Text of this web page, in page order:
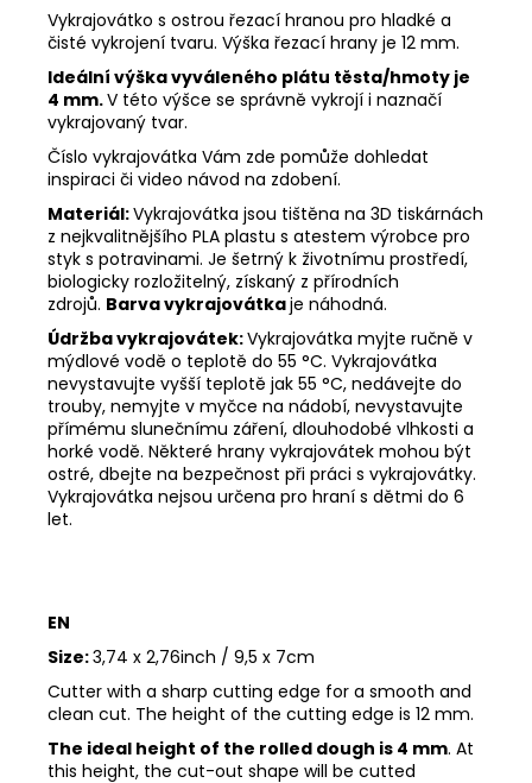
Vykrajovátko s ostrou řezací hranou pro hladké a
čisté vykrojení tvaru. Výška řezací hrany je 12 mm.
Ideální výška vyváleného plátu těsta/hmoty je
4 mm.V této výšce se správně vykrojí i naznačí
vykrajovaný tvar.
Číslo vykrajovátka Vám zde pomůže dohledat
inspiraci či video návod na zdobení.
Materiál:Vykrajovátka jsou tištěna na 3D tiskárnách
z nejkvalitnějšího PLA plastu s atestem výrobce pro
styk s potravinami. Je šetrný k životnímu prostředí,
biologicky rozložitelný, získaný z přírodních
zdrojů. Barva vykrajovátkaje náhodná.
Údržba vykrajovátek:Vykrajovátka myjte ručně v
mýdlové vodě o teplotě do 55 °C. Vykrajovátka
nevystavujte vyšší teplotě jak 55 °C, nedávejte do
trouby, nemyjte v myčce na nádobí, nevystavujte
přímému slunečnímu záření, dlouhodobé vlhkosti a
horké vodě. Některé hrany vykrajovátek mohou být
ostré, dbejte na bezpečnost při práci s vykrajovátky.
Vykrajovátka nejsou určena pro hraní s dětmi do 6
let.
EN
Size:3,74 x 2,76inch / 9,5 x 7cm
Cutter with a sharp cutting edge for a smooth and
clean cut. The height of the cutting edge is 12 mm.
The ideal height of the rolled dough is 4 mm. At
this height, the cut-out shape will be cutted
49
Kč